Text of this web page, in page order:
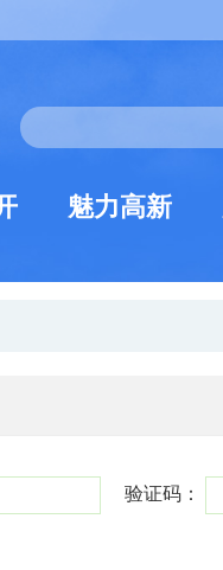
魅力高新
验证码：